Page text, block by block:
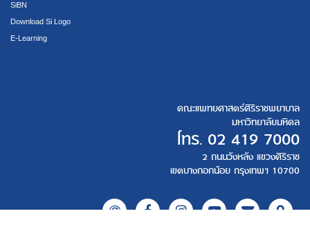
SiBN
Download Si Logo
E-Learning
คณะแพทยศาสตร์ศิริราชพยาบาล
มหาวิทยาลัยมหิดล
โทร. 02 419 7000
2 ถนนวังหลัง แขวงศิริราช
เขตบางกอกน้อย กรุงเทพฯ 10700